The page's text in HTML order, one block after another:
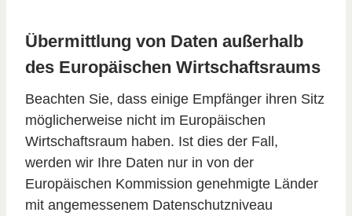
Übermittlung von Daten außerhalb
des Europäischen Wirtschaftsraums
Beachten Sie, dass einige Empfänger ihren Sitz
möglicherweise nicht im Europäischen
Wirtschaftsraum haben. Ist dies der Fall,
werden wir Ihre Daten nur in von der
Europäischen Kommission genehmigte Länder
mit angemessenem Datenschutzniveau